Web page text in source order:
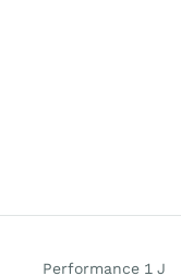
Performance 1 J